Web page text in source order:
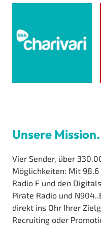
Unsere Mission.
Vier Sender, über
Möglichkeiten: Mit 98.6
Radio F und den
Pirate Radio und
direkt ins Ohr Ihrer
Recruiting oder